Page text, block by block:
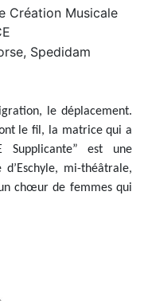
Création Musicale
Spedidam
le déplacement.
le fil, la matrice qui a
Supplicante” est une
mi-théâtrale,
chœur de femmes qui